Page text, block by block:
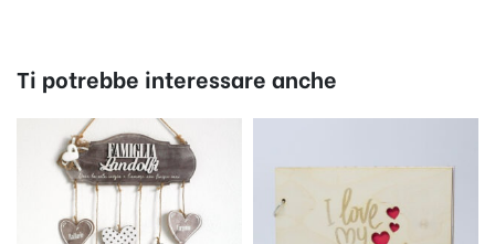
Ti potrebbe interessare anche